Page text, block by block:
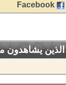
Facebook
الذين يشاهدون